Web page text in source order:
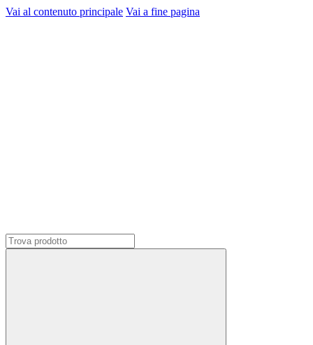
Vai al contenuto principale Vai a fine pagina